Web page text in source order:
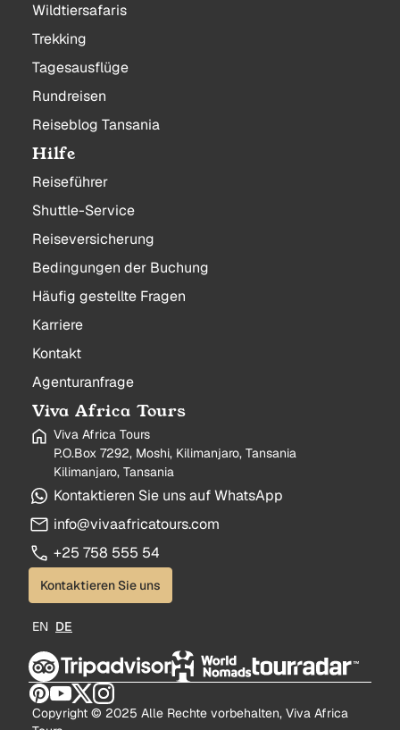
Wildtiersafaris
Trekking
Tagesausflüge
Rundreisen
Reiseblog Tansania
Hilfe
Reiseführer
Shuttle-Service
Reiseversicherung
Bedingungen der Buchung
Häufig gestellte Fragen
Karriere
Kontakt
Agenturanfrage
Viva Africa Tours
Viva Africa Tours
P.O.Box 7292, Moshi, Kilimanjaro, Tansania
Kilimanjaro, Tansania
Kontaktieren Sie uns auf WhatsApp
info@vivaafricatours.com
+25 758 555 54
Kontaktieren Sie uns
EN DE
Copyright © 2025 Alle Rechte vorbehalten, Viva Africa